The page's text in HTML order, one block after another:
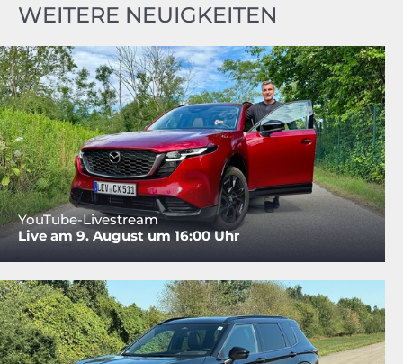
WEITERE NEUIGKEITEN
YouTube-Livestream
Live am 9. August um 16:00 Uhr